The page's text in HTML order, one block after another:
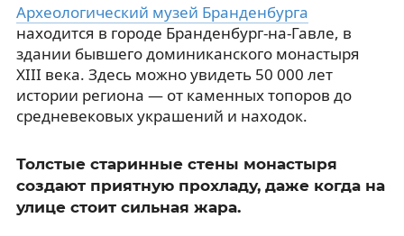
Археологический музей Бранденбурга
находится в городе Бранденбург-на-Гавле, в
здании бывшего доминиканского монастыря
XIII века. Здесь можно увидеть 50 000 лет
истории региона — от каменных топоров до
средневековых украшений и находок.
Толстые старинные стены монастыря
создают приятную прохладу, даже когда на
улице стоит сильная жара.